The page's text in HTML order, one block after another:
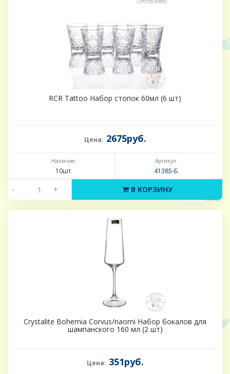
RCR Tattoo Набор стопок 60мл (6 шт)
Цена: 2675руб.
Наличие:
10шт.
Артикул:
41385-Б
- + В КОРЗИНУ
Crystalite Bohemia Corvus/naomi Набор бокалов для
шампанского 160 мл (2 шт)
Цена: 351руб.